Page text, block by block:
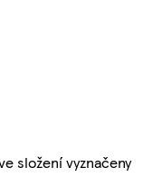
složení vyznačeny